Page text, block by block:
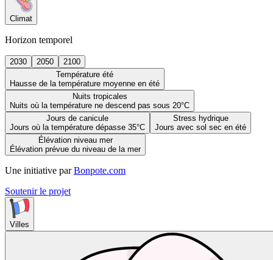
Climat
Horizon temporel
2030 2050
2100
Température été
Hausse de la température moyenne en été
Nuits tropicales
Nuits où la température ne descend pas sous 20°C
Jours de canicule
Jours où la température dépasse 35°C
Stress hydrique
Jours avec sol sec en été
Élévation niveau mer
Élévation prévue du niveau de la mer
Une initiative par Bonpote.com
Soutenir le projet
Villes